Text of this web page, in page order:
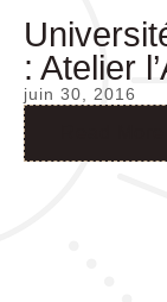
: Atelier
juin 30, 2016